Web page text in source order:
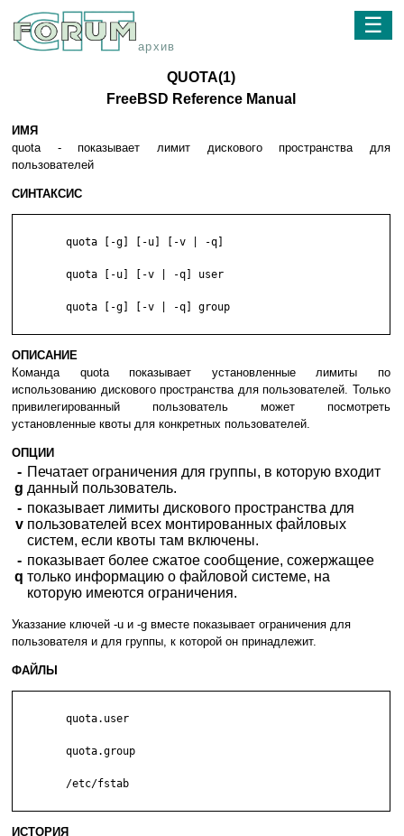
архив
☰
QUOTA(1)
FreeBSD Reference Manual
ИМЯ
quota - показывает лимит дискового пространства для
пользователей
СИНТАКСИС
ОПИСАНИЕ
Команда quota показывает установленные лимиты по
использованию дискового пространства для пользователей. Только
привилегированный пользователь может посмотреть
установленные квоты для конкретных пользователей.
ОПЦИИ
-
g
Печатает ограничения для группы, в которую входит
данный пользователь.
-
v
показывает лимиты дискового пространства для
пользователей всех монтированных файловых
систем, если квоты там включены.
-
q
показывает более сжатое сообщение, сожержащее
только информацию о файловой системе, на
которую имеются ограничения.
Указзание ключей -u и -g вместе показывает ограничения для
пользователя и для группы, к которой он принадлежит.
ФАЙЛЫ
ИСТОРИЯ